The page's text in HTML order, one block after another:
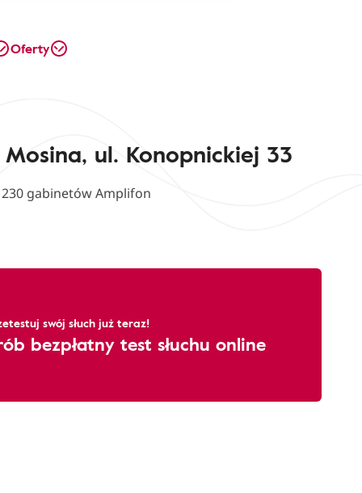
Oferty
ul. Konopnickiej 33
gabinetów Amplifon
swój słuch już teraz!
bezpłatny test słuchu online